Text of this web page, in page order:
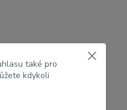
také pro
kdykoli